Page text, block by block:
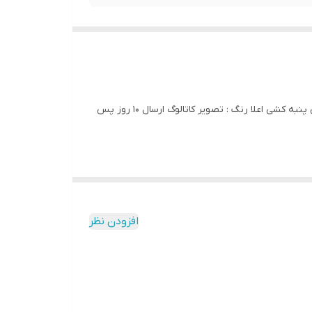
کد 2582 پیراهن مجلسی بیگ سایز آی یلدیز دوخت و کیفیت تضمینی تنخور عالی سایز 4 مناسب 44 تا 48 سایز 5 مناسب 50 تا 56 جنس پنبه کشی اعلا رنگ : تصویر کاتالوگ ارسال 10 روز پس
افزودن نظر